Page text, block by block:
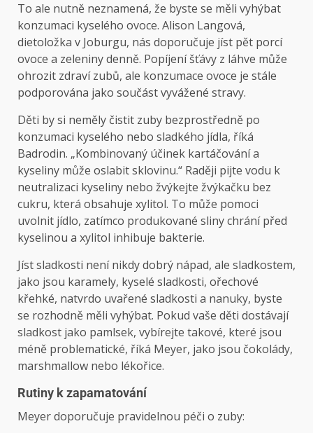
To ale nutně neznamená, že byste se měli vyhýbat
konzumaci kyselého ovoce. Alison Langová,
dietoložka v Joburgu, nás doporučuje jíst pět porcí
ovoce a zeleniny denně. Popíjení šťávy z láhve může
ohrozit zdraví zubů, ale konzumace ovoce je stále
podporována jako součást vyvážené stravy.
Děti by si neměly čistit zuby bezprostředně po
konzumaci kyselého nebo sladkého jídla, říká
Badrodin. „Kombinovaný účinek kartáčování a
kyseliny může oslabit sklovinu.“ Raději pijte vodu k
neutralizaci kyseliny nebo žvýkejte žvýkačku bez
cukru, která obsahuje xylitol. To může pomoci
uvolnit jídlo, zatímco produkované sliny chrání před
kyselinou a xylitol inhibuje bakterie.
Jíst sladkosti není nikdy dobrý nápad, ale sladkostem,
jako jsou karamely, kyselé sladkosti, ořechové
křehké, natvrdo uvařené sladkosti a nanuky, byste
se rozhodně měli vyhýbat. Pokud vaše děti dostávají
sladkost jako pamlsek, vybírejte takové, které jsou
méně problematické, říká Meyer, jako jsou čokolády,
marshmallow nebo lékořice.
Rutiny k zapamatování
Meyer doporučuje pravidelnou péči o zuby: